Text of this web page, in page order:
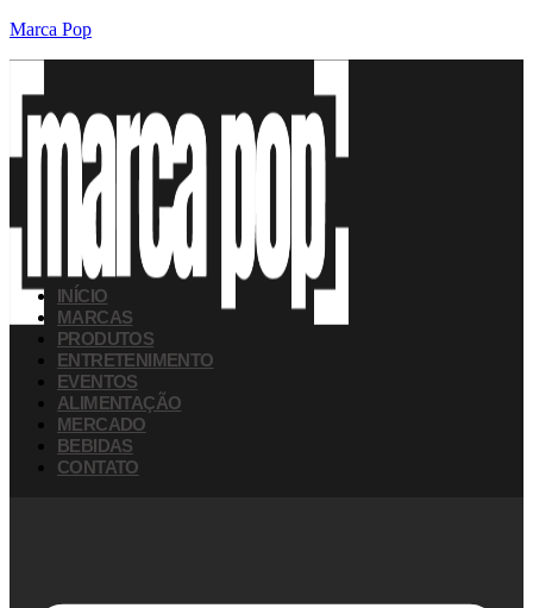
Marca Pop
INÍCIO
MARCAS
PRODUTOS
ENTRETENIMENTO
EVENTOS
ALIMENTAÇÃO
MERCADO
BEBIDAS
CONTATO